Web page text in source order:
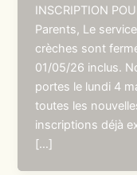
INSCRIPTION
Parents, Le
crèches sont
01/05/26 inclus.
portes le lundi 4
toutes les
inscriptions déjà
[…]